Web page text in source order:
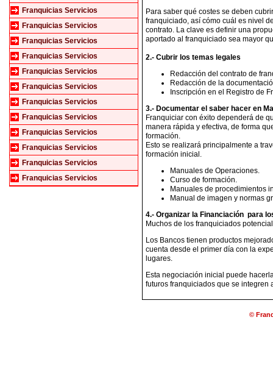
Franquicias Servicios
Franquicias Servicios
Franquicias Servicios
Franquicias Servicios
Franquicias Servicios
Franquicias Servicios
Franquicias Servicios
Franquicias Servicios
Franquicias Servicios
Franquicias Servicios
Franquicias Servicios
Franquicias Servicios
Para saber qué costes se deben
franquiciado, así cómo cuál es nivel
contrato. La clave es definir una
aportado al franquiciado sea mayor
2.- Cubrir los temas legales
Redacción del contrato de
Redacción de la
Inscripción en el Registro de
3.- Documentar el saber hacer en
Franquiciar con éxito dependerá de
manera rápida y efectiva, de forma
formación.
Esto se realizará principalmente a
formación inicial.
Manuales de Operaciones.
Curso de formación.
Manuales de procedimientos
Manual de imagen y normas
4.- Organizar la Financiación para
Muchos de los franquiciados
Los Bancos tienen productos
cuenta desde el primer día con la
lugares.
Esta negociación inicial puede
futuros franquiciados que se integren
©